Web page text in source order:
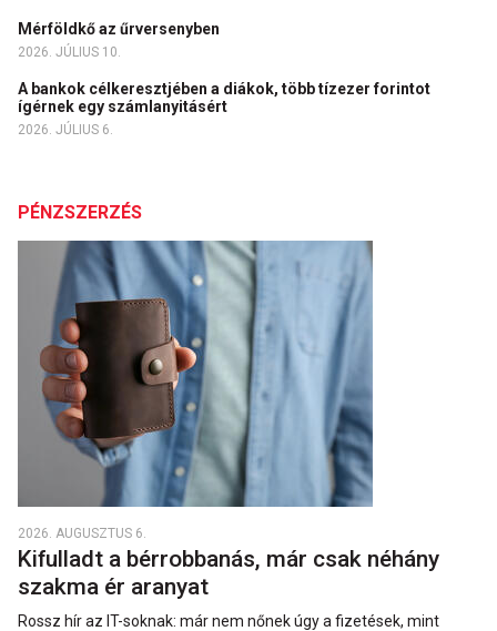
Mérföldkő az űrversenyben
2026. JÚLIUS 10.
A bankok célkeresztjében a diákok, több tízezer forintot
ígérnek egy számlanyitásért
2026. JÚLIUS 6.
PÉNZSZERZÉS
2026. AUGUSZTUS 6.
Kifulladt a bérrobbanás, már csak néhány
szakma ér aranyat
Rossz hír az IT-soknak: már nem nőnek úgy a fizetések, mint